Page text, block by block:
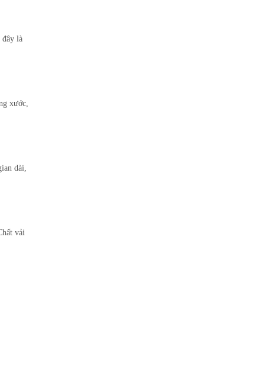
đây là
xước,
dài,
vải